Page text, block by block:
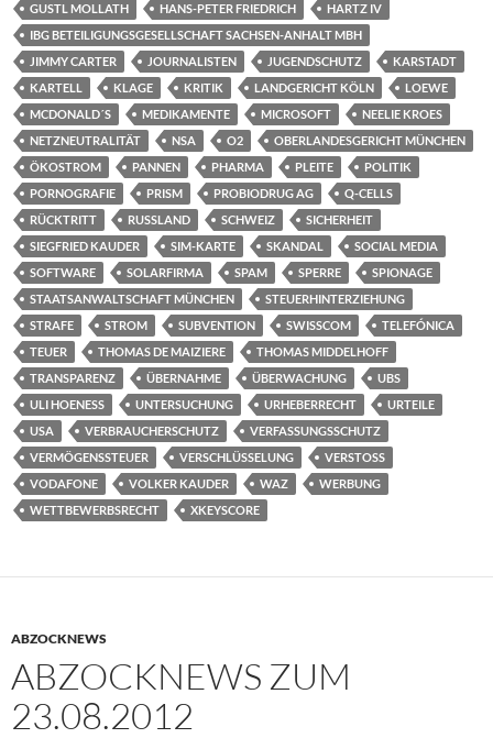
GUSTL MOLLATH
HANS-PETER FRIEDRICH
HARTZ IV
IBG BETEILIGUNGSGESELLSCHAFT SACHSEN-ANHALT MBH
JIMMY CARTER
JOURNALISTEN JUGENDSCHUTZ
KARSTADT
KARTELL
KLAGE KRITIK LANDGERICHT KÖLN
LOEWE
MCDONALD´S
MEDIKAMENTE MICROSOFT
NEELIE KROES
NETZNEUTRALITÄT
NSA O2
OBERLANDESGERICHT MÜNCHEN
ÖKOSTROM
PANNEN PHARMA PLEITE
POLITIK
PORNOGRAFIE
PRISM PROBIODRUG AG
Q-CELLS
RÜCKTRITT
RUSSLAND SCHWEIZ
SICHERHEIT
SIEGFRIED KAUDER
SIM-KARTE SKANDAL
SOCIAL MEDIA
SOFTWARE
SOLARFIRMA SPAM SPERRE
SPIONAGE
STAATSANWALTSCHAFT MÜNCHEN
STEUERHINTERZIEHUNG
STRAFE
STROM SUBVENTION SWISSCOM
TELEFÓNICA
TEUER
THOMAS DE MAIZIERE
THOMAS MIDDELHOFF
TRANSPARENZ
ÜBERNAHME ÜBERWACHUNG
UBS
ULI HOENESS
UNTERSUCHUNG URHEBERRECHT
URTEILE
USA
VERBRAUCHERSCHUTZ
VERFASSUNGSSCHUTZ
VERMÖGENSSTEUER
VERSCHLÜSSELUNG
VERSTOSS
VODAFONE
VOLKER KAUDER WAZ
WERBUNG
WETTBEWERBSRECHT
XKEYSCORE
ABZOCKNEWS
ABZOCKNEWS ZUM
23.08.2012